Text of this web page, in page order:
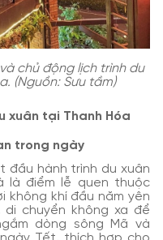
chủ động lịch trình du
(Nguồn: Sưu tầm)
xuân tại Thanh Hóa
trong ngày
đầu hành trình du xuân
là điểm lễ quen thuộc
không khí đầu năm yên
chuyển không xa để
dòng sông Mã và